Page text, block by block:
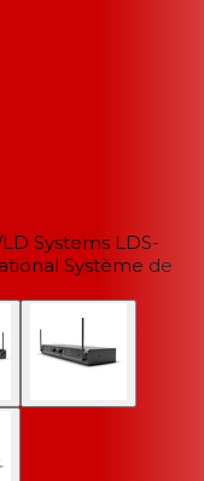
LD Systems LDS-
Système de